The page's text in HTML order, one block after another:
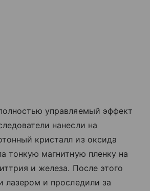
управляемый эффект
нанесли на
кристалл из оксида
тонкую магнитную пленку на
и железа. После этого
лазером и проследили за